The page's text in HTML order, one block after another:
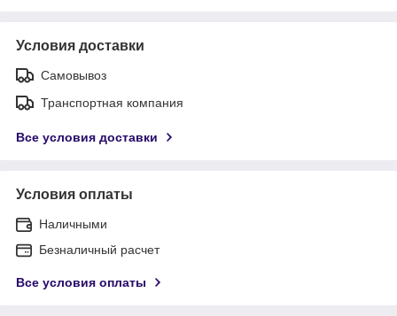
Условия доставки
Самовывоз
Транспортная компания
Все условия доставки
Условия оплаты
Наличными
Безналичный расчет
Все условия оплаты